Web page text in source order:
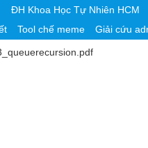
ĐH Khoa Học Tự Nhiên HCM
Tool chế meme Giải cứu